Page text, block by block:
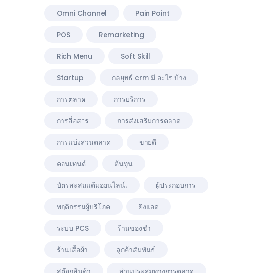
Omni Channel Pain Point
POS Remarketing
Rich Menu Soft Skill
Startup กลยุทธ์ crm มี อะไร บ้าง
การตลาด การบริการ
การสื่อสาร การส่งเสริมการตลาด
การแบ่งส่วนตลาด ขายดี
คอนเทนต์ ต้นทุน
บัตรสะสมแต้มออนไลน์เ ผู้ประกอบการ
พฤติกรรมผู้บริโภค ยิงแอด
ระบบ POS ร้านของชำ
ร้านเสื้อผ้า ลูกค้าสัมพันธ์